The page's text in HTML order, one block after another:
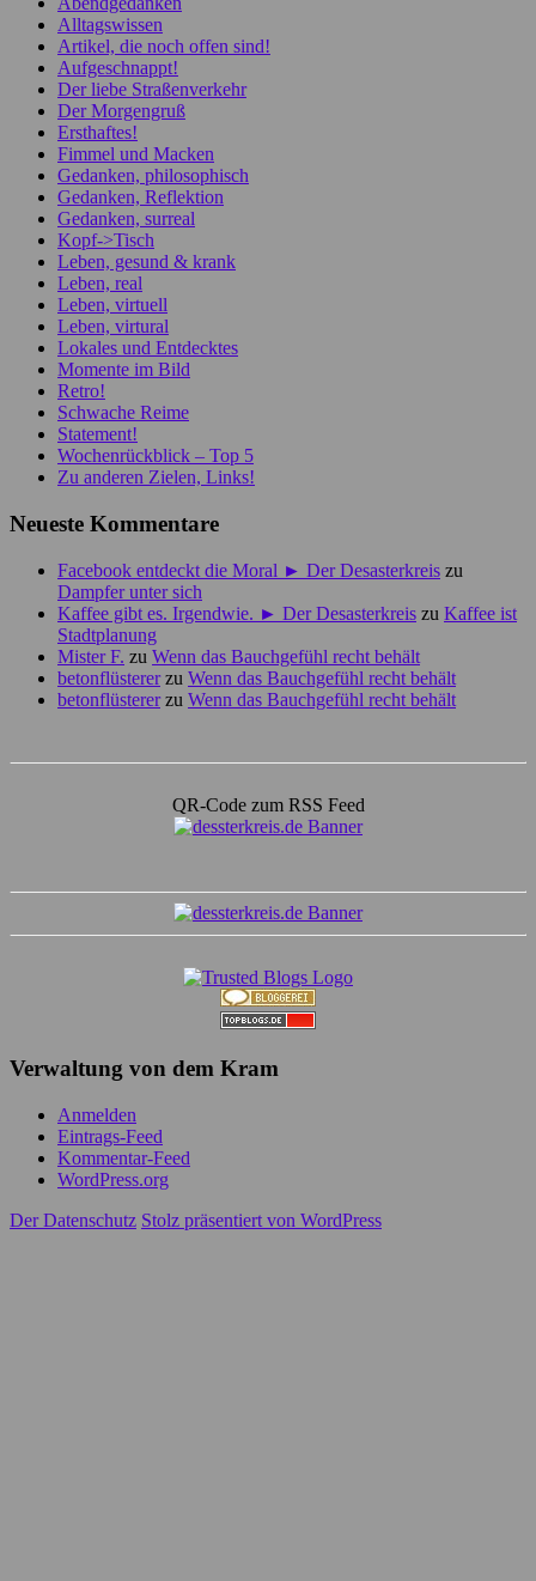
Alltagswissen
Artikel, die noch offen sind!
Aufgeschnappt!
Der liebe Straßenverkehr
Der Morgengruß
Ersthaftes!
Fimmel und Macken
Gedanken, philosophisch
Gedanken, Reflektion
Gedanken, surreal
Kopf->Tisch
Leben, gesund & krank
Leben, real
Leben, virtuell
Leben, virtural
Lokales und Entdecktes
Momente im Bild
Retro!
Schwache Reime
Statement!
Wochenrückblick – Top 5
Zu anderen Zielen, Links!
Neueste Kommentare
Facebook entdeckt die Moral ► Der Desasterkreis zu
Dampfer unter sich
Kaffee gibt es. Irgendwie. ► Der Desasterkreis zu Kaffee ist
Stadtplanung
Mister F. zu Wenn das Bauchgefühl recht behält
betonflüstererzu Wenn das Bauchgefühl recht behält
betonflüstererzu Wenn das Bauchgefühl recht behält
QR-Code zum RSS Feed
Verwaltung von dem Kram
Anmelden
Eintrags-Feed
Kommentar-Feed
WordPress.org
Der Datenschutz Stolz präsentiert von WordPress